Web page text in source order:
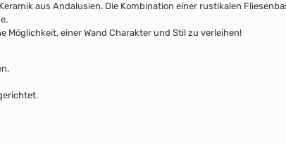
aus Andalusien. Die Kombination einer rustikalen
Möglichkeit, einer Wand Charakter und Stil zu verleihen!